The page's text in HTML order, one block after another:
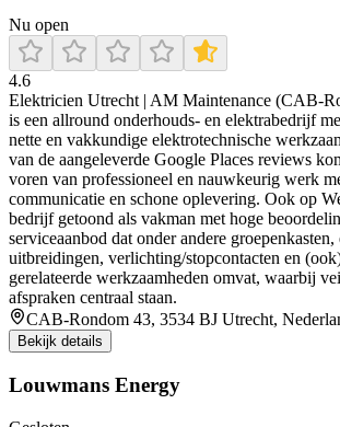
Nu open
4.6
Elektricien Utrecht | AM Maintenance (CAB-
is een allround onderhouds- en elektrabedrijf
nette en vakkundige elektrotechnische
van de aangeleverde Google Places reviews
voren van professioneel en nauwkeurig werk
communicatie en schone oplevering. Ook op
bedrijf getoond als vakman met hoge
serviceaanbod dat onder andere groepenkasten,
uitbreidingen, verlichting/stopcontacten en
gerelateerde werkzaamheden omvat, waarbij
afspraken centraal staan.
CAB-Rondom 43, 3534 BJ Utrecht,
Bekijk details
Louwmans Energy